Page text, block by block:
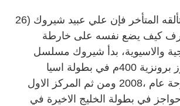
من جهته، ورغم تألقه المتأخر فإن علي عبيد شيروك (26
م) عرف كيف يضع نفسه على خارطة
والاسيوية، بدأ شيروك مسلسل
انجازاته حين احرز برونزية 400م في بطولة اسيا
للصالات في الدوحة عام ،2008 ومن ثم المركز الاول
400م حواجز في بطولة الخليج الاخيرة في